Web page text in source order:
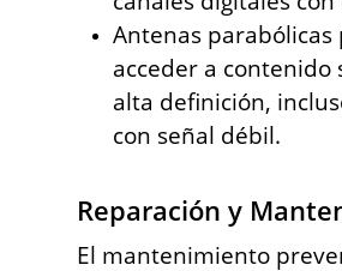
Antenas parabólicas
acceder a contenido
alta definición,
con señal débil.
Reparación y
El mantenimiento